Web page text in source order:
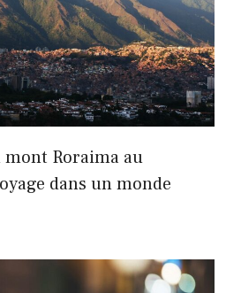
mont Roraima au
dans un monde